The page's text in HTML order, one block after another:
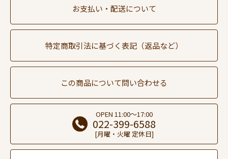
お支払い・配送について
特定商取引法に基づく表記（返品など）
この商品について問い合わせる
OPEN 11:00～17:00
022-399-6588
[月曜・火曜 定休日]